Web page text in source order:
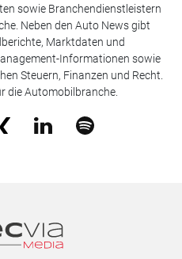
sowie Branchendienstleistern
Neben den Auto News gibt
Marktdaten und
Informationen sowie
Steuern, Finanzen und Recht.
die Automobilbranche.